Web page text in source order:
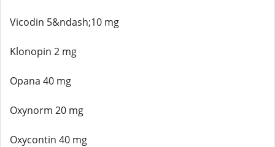
Vicodin 5&ndash;10 mg
Klonopin 2 mg
Opana 40 mg
Oxynorm 20 mg
Oxycontin 40 mg